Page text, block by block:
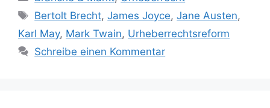
Schlagwörter
Bertolt Brecht,James Joyce,Jane Austen,
Karl May, Mark Twain, Urheberrechtsreform
Schreibe einen Kommentar